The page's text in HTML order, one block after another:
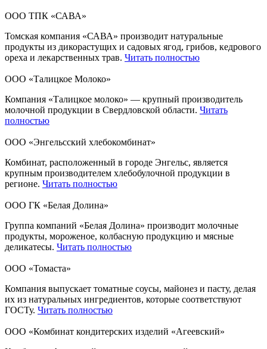
ООО ТПК «САВА»
Томская компания «САВА» производит натуральные
продукты из дикорастущих и садовых ягод, грибов, кедрового
ореха и лекарственных трав. Читать полностью
ООО «Талицкое Молоко»
Компания «Талицкое молоко» — крупный производитель
молочной продукции в Свердловской области. Читать
полностью
ООО «Энгельсский хлебокомбинат»
Комбинат, расположенный в городе Энгельс, является
крупным производителем хлебобулочной продукции в
регионе. Читать полностью
ООО ГК «Белая Долина»
Группа компаний «Белая Долина» производит молочные
продукты, мороженое, колбасную продукцию и мясные
деликатесы. Читать полностью
ООО «Томаста»
Компания выпускает томатные соусы, майонез и пасту, делая
их из натуральных ингредиентов, которые соответствуют
ГОСТу. Читать полностью
ООО «Комбинат кондитерских изделий «Агеевский»